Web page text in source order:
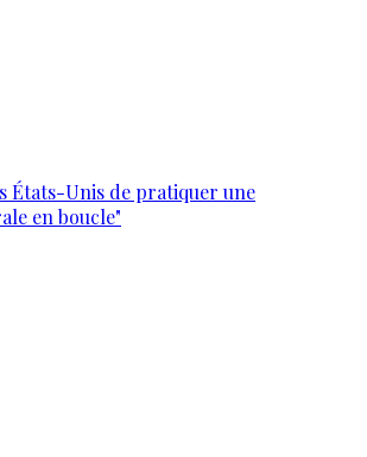
États-Unis de pratiquer une
en boucle"